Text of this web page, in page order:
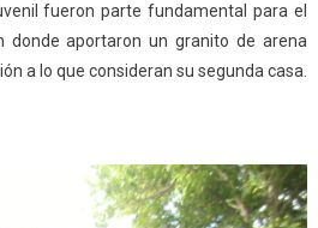
fueron parte fundamental para el
donde aportaron un granito de arena
a lo que consideran su segunda casa.